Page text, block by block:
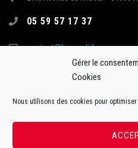
Gérer le
Cookies
Nous utilisons des cookies pour
05 59 57 17 37
contact@hormadi.fr